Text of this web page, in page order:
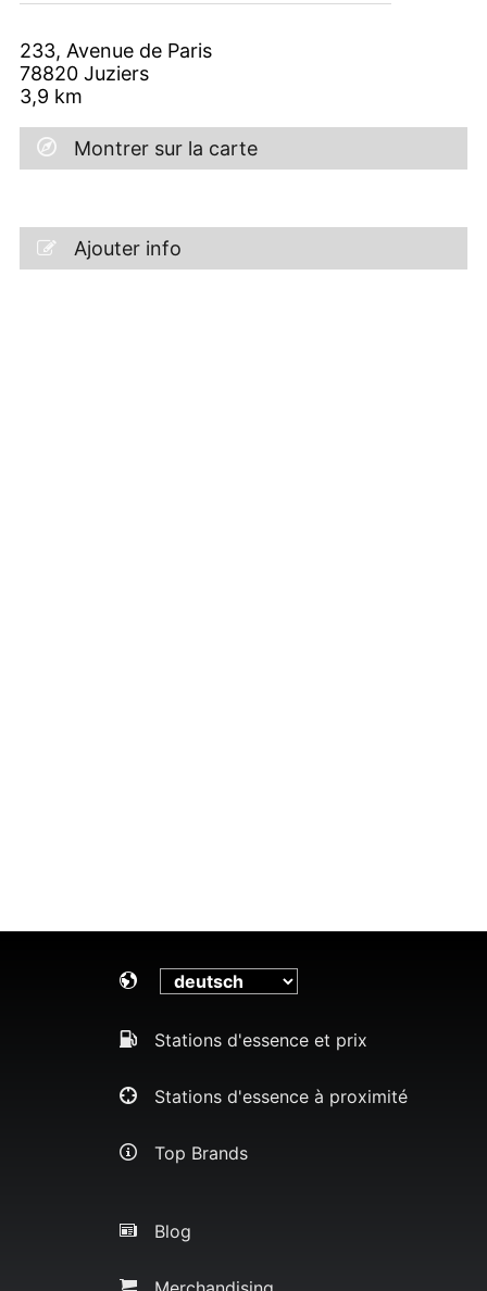
233, Avenue de Paris
78820 Juziers
3,9 km
Montrer sur la carte
Ajouter info
Stations d'essence et prix
Stations d'essence à proximité
Top Brands
Blog